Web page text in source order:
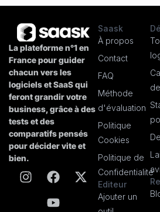
La plateforme n°1 en
France pour guider
chacun vers les
logiciels et SaaS qui
feront grandir votre
business, grâce à des
tests et des
comparatifs pensés
pour décider vite et
bien.
Saask
À propos
Contact
FAQ
Méthode
d'évaluation
Politique
Cookies
Politique de
Confidentialité
Editeur
Ajouter un